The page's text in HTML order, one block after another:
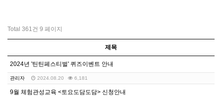
Total 361건 9 페이지
제목
2024년 '틴틴페스티벌' 퀴즈이벤트 안내
관리자 2024.08.20 6,181
9월 체험관성교육 <토요도담도담> 신청안내